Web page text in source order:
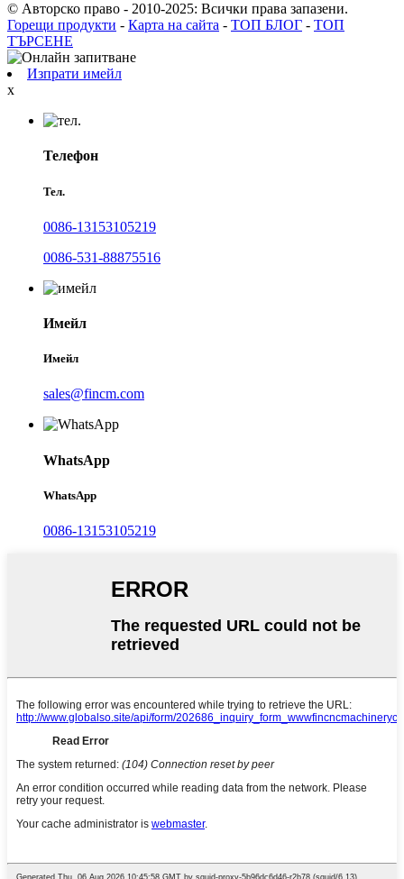
© Авторско право - 2010-2025: Всички права запазени.
Горещи продукти - Карта на сайта - ТОП БЛОГ - ТОП
ТЪРСЕНЕ
Изпрати имейл
x
Телефон
Тел.
0086-13153105219
0086-531-88875516
Имейл
Имейл
sales@fincm.com
WhatsApp
WhatsApp
0086-13153105219